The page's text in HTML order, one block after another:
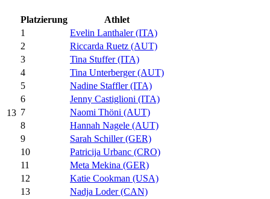
13
Platzierung
Athlet
1
Evelin Lanthaler (ITA)
2
Riccarda Ruetz (AUT)
3
Tina Stuffer (ITA)
4
Tina Unterberger (AUT)
5
Nadine Staffler (ITA)
6
Jenny Castiglioni (ITA)
7
Naomi Thöni (AUT)
8
Hannah Nagele (AUT)
9
Sarah Schiller (GER)
10
Patricija Urbanc (CRO)
11
Meta Mekina (GER)
12
Katie Cookman (USA)
13
Nadja Loder (CAN)